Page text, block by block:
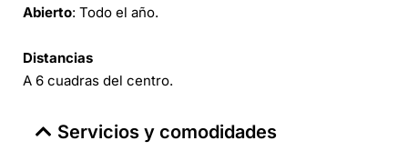
Abierto: Todo el año.
Distancias
A 6 cuadras del centro.
Servicios y comodidades